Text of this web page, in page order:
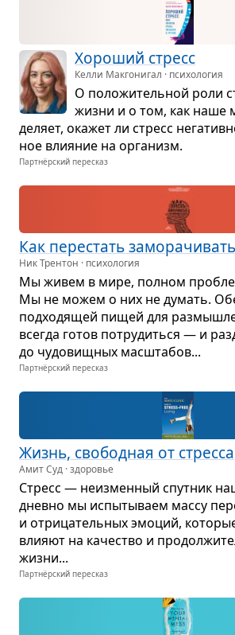
Хоро­ший стресс
Келли Макгонигал · психология
О поло­жи­тель­ной роли
жизни и о том, как
де­ляет, ока­жет ли стресс
ное вли­я­ние на орга­низм.
Партнёрский пересказ
Как пере­стать
Ник Трентон · психология
Мы живем в мире, пол­ном
Мы не можем о них не думать.
под­хо­дя­щей пищей для
все­гда готов потру­диться — и
до чудо­вищ­ных мас­шта­бов...
Партнёрский пересказ
Жизнь, сво­бод­ная от стресса
Амит Суд · здоровье
Стресс — неиз­мен­ный спут­ник
дневно мы испы­ты­ваем массу
и отри­ца­тель­ных эмо­ций,
вли­яют на каче­ство и
жизни...
Партнёрский пересказ